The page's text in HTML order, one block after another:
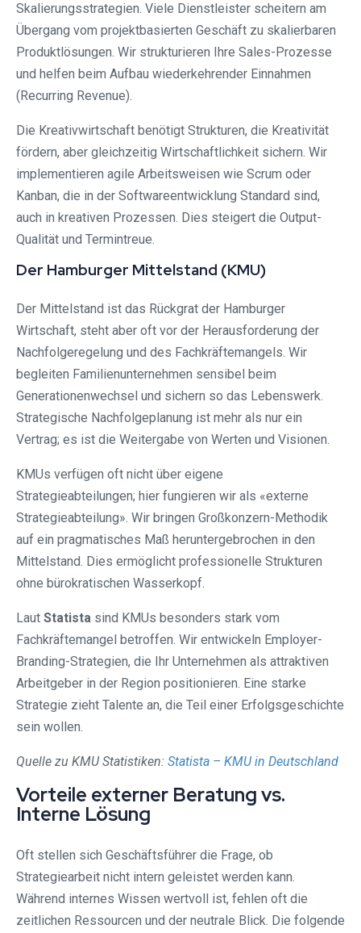
Skalierungsstrategien. Viele Dienstleister scheitern am
Übergang vom projektbasierten Geschäft zu skalierbaren
Produktlösungen. Wir strukturieren Ihre Sales-Prozesse
und helfen beim Aufbau wiederkehrender Einnahmen
(Recurring Revenue).
Die Kreativwirtschaft benötigt Strukturen, die Kreativität
fördern, aber gleichzeitig Wirtschaftlichkeit sichern. Wir
implementieren agile Arbeitsweisen wie Scrum oder
Kanban, die in der Softwareentwicklung Standard sind,
auch in kreativen Prozessen. Dies steigert die Output-
Qualität und Termintreue.
Der Hamburger Mittelstand (KMU)
Der Mittelstand ist das Rückgrat der Hamburger
Wirtschaft, steht aber oft vor der Herausforderung der
Nachfolgeregelung und des Fachkräftemangels. Wir
begleiten Familienunternehmen sensibel beim
Generationenwechsel und sichern so das Lebenswerk.
Strategische Nachfolgeplanung ist mehr als nur ein
Vertrag; es ist die Weitergabe von Werten und Visionen.
KMUs verfügen oft nicht über eigene
Strategieabteilungen; hier fungieren wir als «externe
Strategieabteilung». Wir bringen Großkonzern-Methodik
auf ein pragmatisches Maß heruntergebrochen in den
Mittelstand. Dies ermöglicht professionelle Strukturen
ohne bürokratischen Wasserkopf.
Laut Statista sind KMUs besonders stark vom
Fachkräftemangel betroffen. Wir entwickeln Employer-
Branding-Strategien, die Ihr Unternehmen als attraktiven
Arbeitgeber in der Region positionieren. Eine starke
Strategie zieht Talente an, die Teil einer Erfolgsgeschichte
sein wollen.
Quelle zu KMU Statistiken: Statista – KMU in Deutschland
Vorteile externer Beratung vs.
Interne Lösung
Oft stellen sich Geschäftsführer die Frage, ob
Strategiearbeit nicht intern geleistet werden kann.
Während internes Wissen wertvoll ist, fehlen oft die
zeitlichen Ressourcen und der neutrale Blick. Die folgende